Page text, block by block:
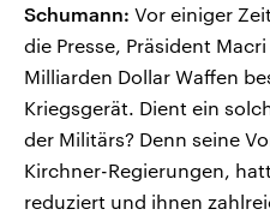
Schumann: Vor einiger
die Presse, Präsident
Milliarden Dollar Waffen
Kriegsgerät. Dient ein
der Militärs? Denn seine
Kirchner-Regierungen,
reduziert und ihnen